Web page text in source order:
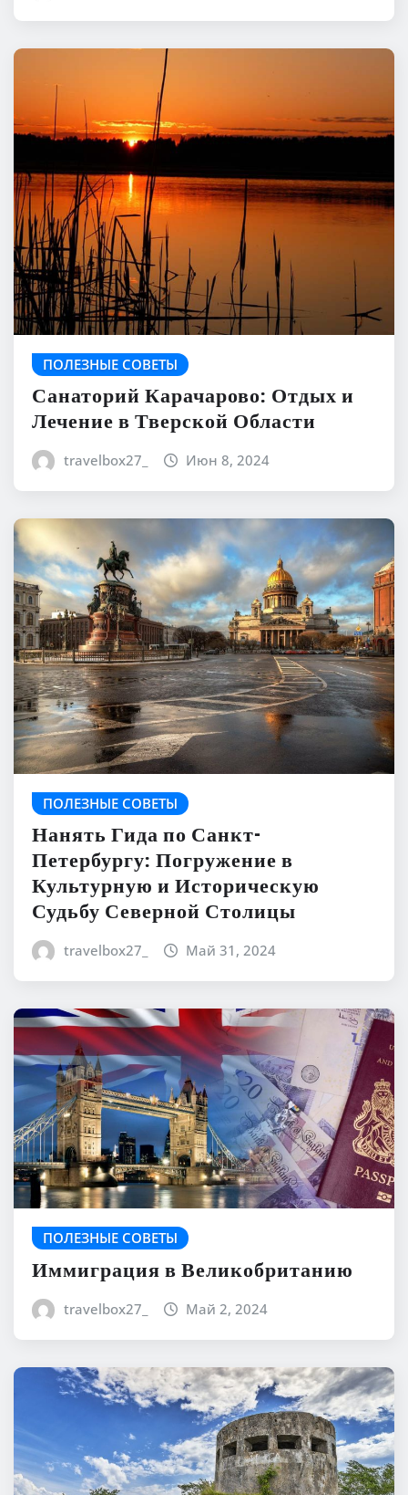
ПОЛЕЗНЫЕ СОВЕТЫ
Санаторий Карачарово: Отдых и
Лечение в Тверской Области
travelbox27_ Июн 8, 2024
ПОЛЕЗНЫЕ СОВЕТЫ
Нанять Гида по Санкт-
Петербургу: Погружение в
Культурную и Историческую
Судьбу Северной Столицы
travelbox27_ Май 31, 2024
ПОЛЕЗНЫЕ СОВЕТЫ
Иммиграция в Великобританию
travelbox27_ Май 2, 2024